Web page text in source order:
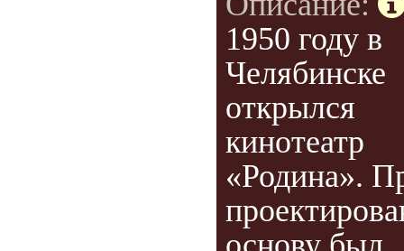
1950 году в
Челябинске
открылся
кинотеатр
«Родина».